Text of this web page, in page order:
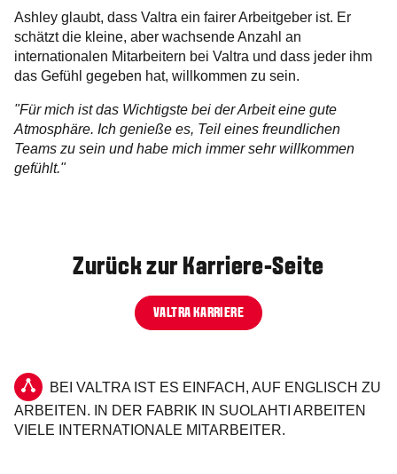
Ashley glaubt, dass Valtra ein fairer Arbeitgeber ist. Er
schätzt die kleine, aber wachsende Anzahl an
internationalen Mitarbeitern bei Valtra und dass jeder ihm
das Gefühl gegeben hat, willkommen zu sein.
"Für mich ist das Wichtigste bei der Arbeit eine gute
Atmosphäre. Ich genieße es, Teil eines freundlichen
Teams zu sein und habe mich immer sehr willkommen
gefühlt."
Zurück zur Karriere-Seite
VALTRA KARRIERE
BEI VALTRA IST ES EINFACH, AUF ENGLISCH ZU
ARBEITEN. IN DER FABRIK IN SUOLAHTI ARBEITEN
VIELE INTERNATIONALE MITARBEITER.